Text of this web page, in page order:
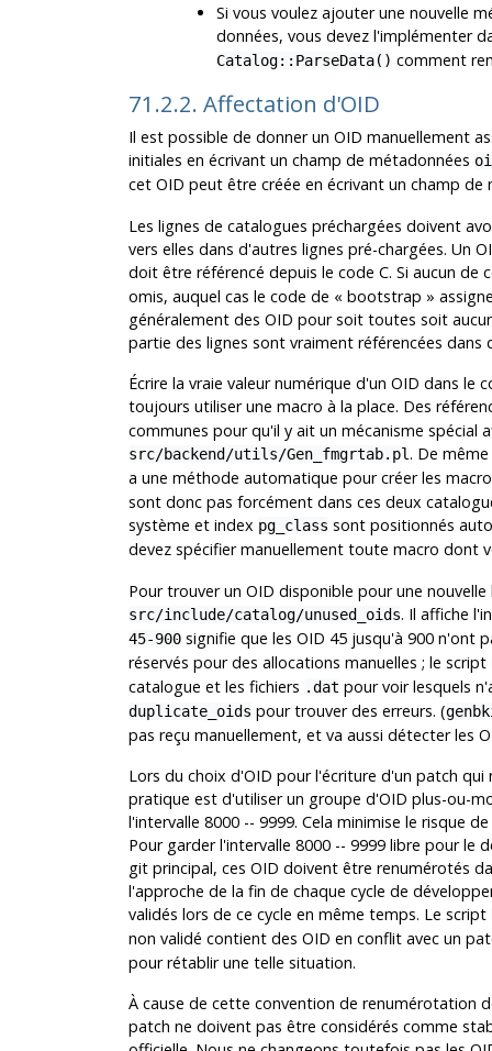
Si vous voulez ajouter une nouvelle
données, vous devez l'implémenter
Catalog::ParseData() comment
71.2.2. Affectation d'OID
Il est possible de donner un OID manuellement
initiales en écrivant un champ de métadonnées
cet OID peut être créée en écrivant un champ
Les lignes de catalogues préchargées doivent
vers elles dans d'autres lignes pré-chargées. Un
doit être référencé depuis le code C. Si aucun
omis, auquel cas le code de « bootstrap »
généralement des OID pour soit toutes soit
partie des lignes sont vraiment référencées dans
Écrire la vraie valeur numérique d'un OID dans
toujours utiliser une macro à la place. Des
communes pour qu'il y ait un mécanisme spécial
src/backend/utils/Gen_fmgrtab.pl. De
a une méthode automatique pour créer les
sont donc pas forcément dans ces deux
système et index pg_class sont positionnés
devez spécifier manuellement toute macro dont
Pour trouver un OID disponible pour une
src/include/catalog/unused_oids. Il affiche
45-900signifie que les OID 45 jusqu'à 900 n'ont
réservés pour des allocations manuelles ; le script
catalogue et les fichiers .dat pour voir lesquels
duplicate_oids pour trouver des erreurs. (
pas reçu manuellement, et va aussi détecter les
Lors du choix d'OID pour l'écriture d'un patch
pratique est d'utiliser un groupe d'OID plus-ou-
l'intervalle 8000 -- 9999. Cela minimise le risque
Pour garder l'intervalle 8000 -- 9999 libre pour
git principal, ces OID doivent être renumérotés
l'approche de la fin de chaque cycle de
validés lors de ce cycle en même temps. Le script
non validé contient des OID en conflit avec un
pour rétablir une telle situation.
À cause de cette convention de renumérotation
patch ne doivent pas être considérés comme